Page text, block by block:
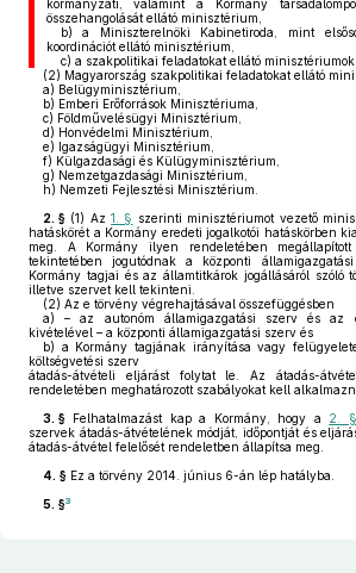
kormányzati, valamint a Kormány
összehangolását ellátó minisztérium,
b) a Miniszterelnöki Kabinetiroda, mint
koordinációt ellátó minisztérium,
c) a szakpolitikai feladatokat ellátó minisztériumok.
(2) Magyarország szakpolitikai feladatokat ellátó
a) Belügyminisztérium,
b) Emberi Erőforrások Minisztériuma,
c) Földművelésügyi Minisztérium,
d) Honvédelmi Minisztérium,
e) Igazságügyi Minisztérium,
f) Külgazdasági és Külügyminisztérium,
g) Nemzetgazdasági Minisztérium,
h) Nemzeti Fejlesztési Minisztérium.
2. § (1) Az1. § szerinti minisztériumot vezető
hatáskörét a Kormány eredeti jogalkotói hatáskörben
meg. A Kormány ilyen rendeletében
tekintetében jogutódnak a központi
Kormány tagjai és az államtitkárok jogállásáról szóló
illetve szervet kell tekinteni.
(2) Az e törvény végrehajtásával összefüggésben
a) – az autonóm államigazgatási szerv és az
kivételével – a központi államigazgatási szerv és
b) a Kormány tagjának irányítása vagy
költségvetési szerv
átadás-átvételi eljárást folytat le. Az átadás-
rendeletében meghatározott szabályokat kell
3. § Felhatalmazást kap a Kormány, hogy a 2.
szervek átadás-átvételének módját, időpontját és
átadás-átvétel felelősét rendeletben állapítsa meg.
4. § Ez a törvény 2014. június 6-án lép hatályba.
5. §3